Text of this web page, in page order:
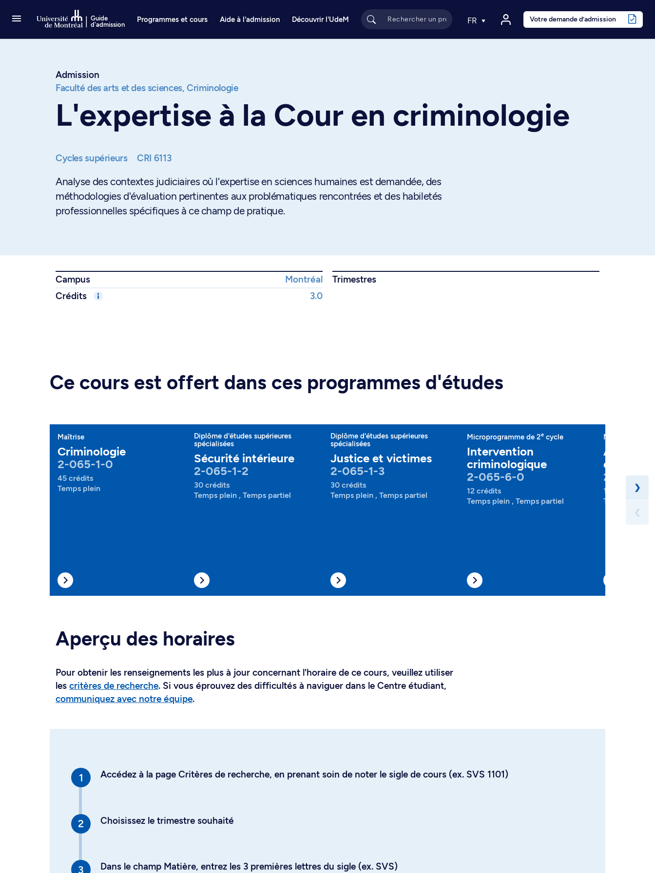
Guide
d'admission
Programmes et cours Aide à l'admission Découvrir l'UdeM FR Votre demande d’admission
Admission
Faculté des arts et des sciences, Criminologie
L'expertise à la Cour en criminologie
Cycles supérieurs CRI 6113
Analyse des contextes judiciaires où l'expertise en sciences humaines est demandée, des
méthodologies d'évaluation pertinentes aux problématiques rencontrées et des habiletés
professionnelles spécifiques à ce champ de pratique.
Campus Montréal
Trimestres
Crédits
3.0
Ce cours est offert dans ces programmes d'études
Maîtrise
Criminologie
2-065-1-0
45 crédits
Temps plein
Diplôme d'études supérieures
spécialisées
Sécurité intérieure
2-065-1-2
30 crédits
Temps plein , Temps partiel
Diplôme d'études supérieures
spécialisées
Justice et victimes
2-065-1-3
30 crédits
Temps plein , Temps partiel
Microprogramme de 2e cycle
Intervention
criminologique
2-065-6-0
12 crédits
Temps plein , Temps partiel
Analyse
2-065-
12 crédits
Temps plein ,
❯
❮
Aperçu des horaires
Pour obtenir les renseignements les plus à jour concernant l'horaire de ce cours, veuillez utiliser
les critères de recherche. Si vous éprouvez des difficultés à naviguer dans le Centre étudiant,
communiquez avec notre équipe.
Accédez à la page Critères de recherche, en prenant soin de noter le sigle de cours (ex. SVS 1101)
Choisissez le trimestre souhaité
Dans le champ Matière, entrez les 3 premières lettres du sigle (ex. SVS)